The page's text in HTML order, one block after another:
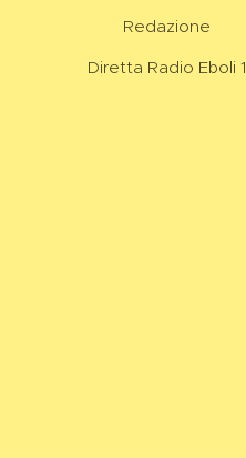
Redazione
Diretta Radio Eboli 1